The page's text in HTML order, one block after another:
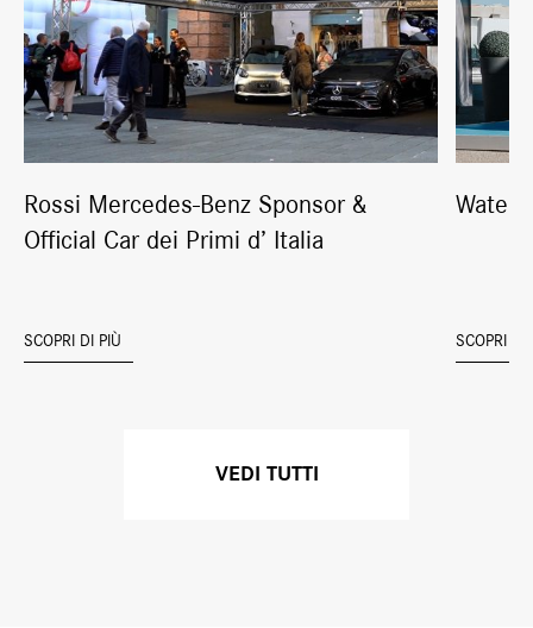
Rossi Mercedes-Benz Sponsor &
Official Car dei Primi d’ Italia
SCOPRI DI PIÙ
Water
SCOPRI DI
VEDI TUTTI